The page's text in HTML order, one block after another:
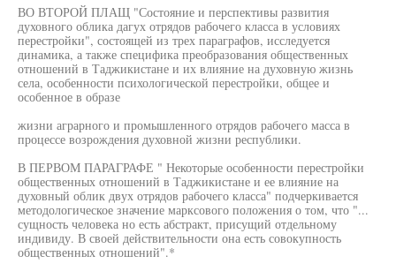
ВО ВТОРОЙ ПЛАЩ "Состояние и перспективы развития
духовного облика дагух отрядов рабочего класса в условиях
перестройки", состоящей из трех параграфов, исследуется
динамика, а также специфика преобразования общественных
отношений в Таджикистане и их влияние на духовную жизнь
села, особенности психологической перестройки, общее и
особенное в образе
жизни аграрного и промышленного отрядов рабочего масса в
процессе возрождения духовной жизни республики.
В ПЕРВОМ ПАРАГРАФЕ " Некоторые особенности перестройки
общественных отношений в Таджикистане и ее влияние на
духовный облик двух отрядов рабочего класса" подчеркивается
методологическое значение марксового положения о том, что "...
сущность человека но есть абстракт, присущий отдельному
индивиду. В своей действительности она есть совокупность
общественных отношений".*